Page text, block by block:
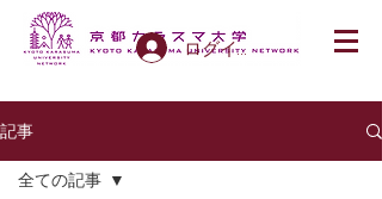
ログイン
記事
全ての記事